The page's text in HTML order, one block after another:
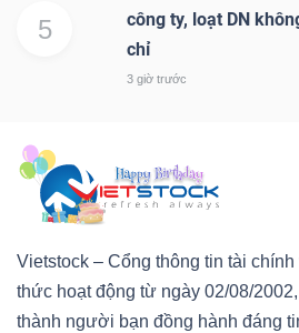
5
công ty, loạt DN
chỉ
3 giờ trước
Vietstock – Cổng thông tin tài
thức hoạt động từ ngày 02/08/
thành người bạn đồng hành đáng